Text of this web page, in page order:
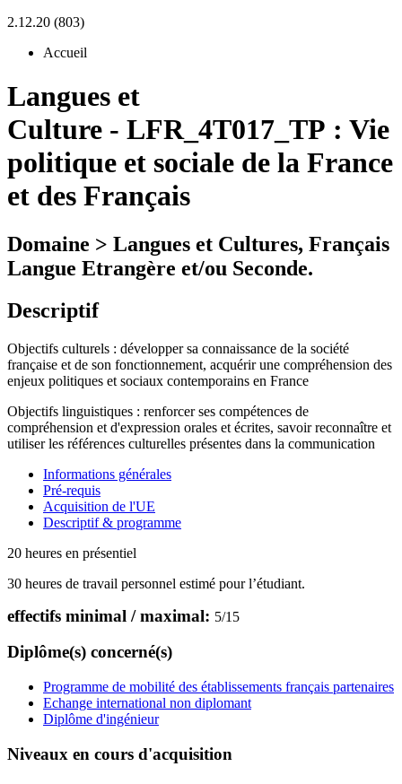
2.12.20 (803)
Accueil
Langues et
Culture - LFR_4T017_TP : Vie
politique et sociale de la France
et des Français
Domaine > Langues et Cultures, Français
Langue Etrangère et/ou Seconde.
Descriptif
Objectifs culturels : développer sa connaissance de la société
française et de son fonctionnement, acquérir une compréhension des
enjeux politiques et sociaux contemporains en France
Objectifs linguistiques : renforcer ses compétences de
compréhension et d'expression orales et écrites, savoir reconnaître et
utiliser les références culturelles présentes dans la communication
Informations générales
Pré-requis
Acquisition de l'UE
Descriptif & programme
20 heures en présentiel
30 heures de travail personnel estimé pour l’étudiant.
effectifs minimal / maximal: 5/15
Diplôme(s) concerné(s)
Programme de mobilité des établissements français partenaires
Echange international non diplomant
Diplôme d'ingénieur
Niveaux en cours d'acquisition